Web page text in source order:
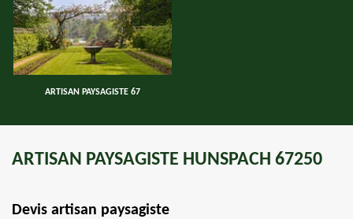
ARTISAN PAYSAGISTE 67
ARTISAN PAYSAGISTE HUNSPACH 67250
Devis artisan paysagiste